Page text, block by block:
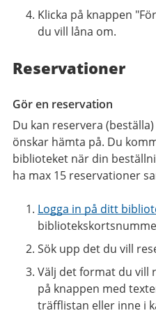
Klicka på knappen
du vill låna om.
Reservationer
Gör en reservation
Du kan reservera
önskar hämta på. Du
biblioteket när din
ha max 15 reservationer
Logga in på ditt
Sök upp det du vill
Välj det format du vill
på knappen med
träfflistan eller inne i